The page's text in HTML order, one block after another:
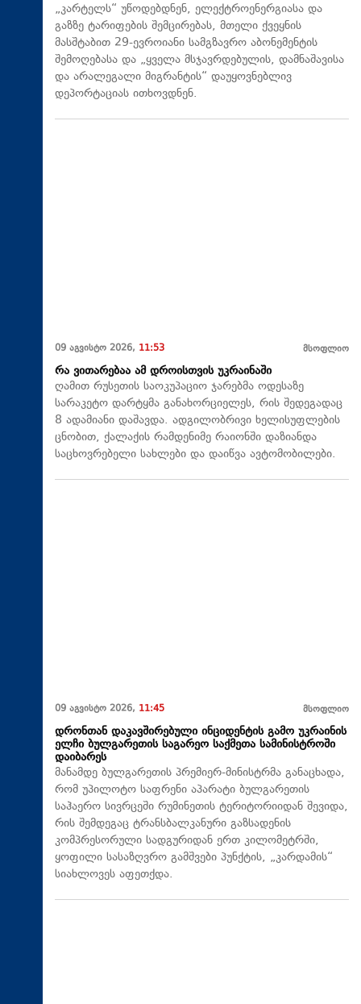
„კარტელს“ უწოდებდნენ, ელექტროენერგიასა და
გაზზე ტარიფების შემცირებას, მთელი ქვეყნის
მასშტაბით 29-ევროიანი სამგზავრო აბონემენტის
შემოღებასა და „ყველა მსჯავრდებულის, დამნაშავისა
და არალეგალი მიგრანტის“ დაუყოვნებლივ
დეპორტაციას ითხოვდნენ.
09 აგვისტო 2026, 11:53 მსოფლიო
რა ვითარებაა ამ დროისთვის უკრაინაში
ღამით რუსეთის საოკუპაციო ჯარებმა ოდესაზე
სარაკეტო დარტყმა განახორციელეს, რის შედეგადაც
8 ადამიანი დაშავდა. ადგილობრივი ხელისუფლების
ცნობით, ქალაქის რამდენიმე რაიონში დაზიანდა
საცხოვრებელი სახლები და დაიწვა ავტომობილები.
09 აგვისტო 2026, 11:45 მსოფლიო
დრონთან დაკავშირებული ინციდენტის გამო უკრაინის
ელჩი ბულგარეთის საგარეო საქმეთა სამინისტროში
დაიბარეს
მანამდე ბულგარეთის პრემიერ-მინისტრმა განაცხადა,
რომ უპილოტო საფრენი აპარატი ბულგარეთის
საჰაერო სივრცეში რუმინეთის ტერიტორიიდან შევიდა,
რის შემდეგაც ტრანსბალკანური გაზსადენის
კომპრესორული სადგურიდან ერთ კილომეტრში,
ყოფილი სასაზღვრო გამშვები პუნქტის, „კარდამის“
სიახლოვეს აფეთქდა.